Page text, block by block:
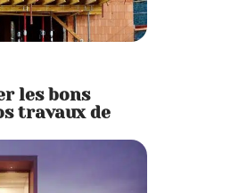
les bons
travaux de